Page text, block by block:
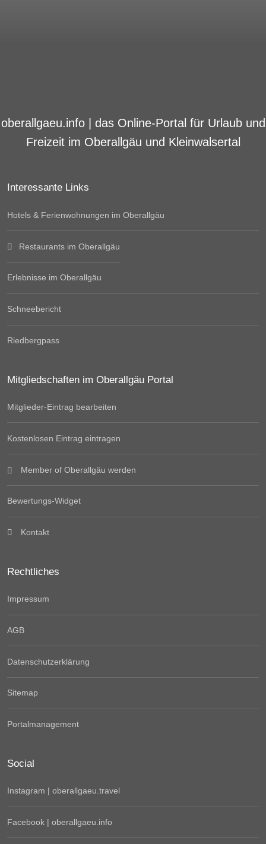
oberallgaeu.info | das Online-Portal für Urlaub und
Freizeit im Oberallgäu und Kleinwalsertal
Interessante Links
Hotels & Ferienwohnungen im Oberallgäu
Restaurants im Oberallgäu
Erlebnisse im Oberallgäu
Schneebericht
Riedbergpass
Mitgliedschaften im Oberallgäu Portal
Mitglieder-Eintrag bearbeiten
Kostenlosen Eintrag eintragen
Member of Oberallgäu werden
Bewertungs-Widget
Kontakt
Rechtliches
Impressum
AGB
Datenschutzerklärung
Sitemap
Portalmanagement
Social
Instagram | oberallgaeu.travel
Facebook | oberallgaeu.info